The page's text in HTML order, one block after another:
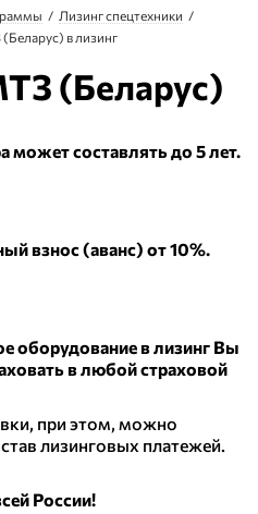
Лизинг спецтехники
в лизинг
(Беларус)
может составлять до 5 лет.
взнос (аванс) от 10%.
оборудование в лизинг Вы
в любой страховой
при этом, можно
лизинговых платежей.
России!